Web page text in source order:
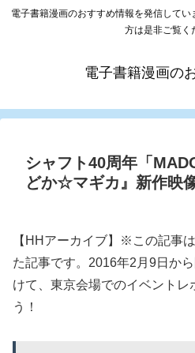
電子書籍漫画のおすすめ情報を発信して
方は是非ご覧く
電子書籍漫画の
シャフト40周年「
どか☆マギカ』新作映
【HHアーカイブ】※この記事
た記事です。2016年2月9日か
けて、東京会場でのイベントレ
う！